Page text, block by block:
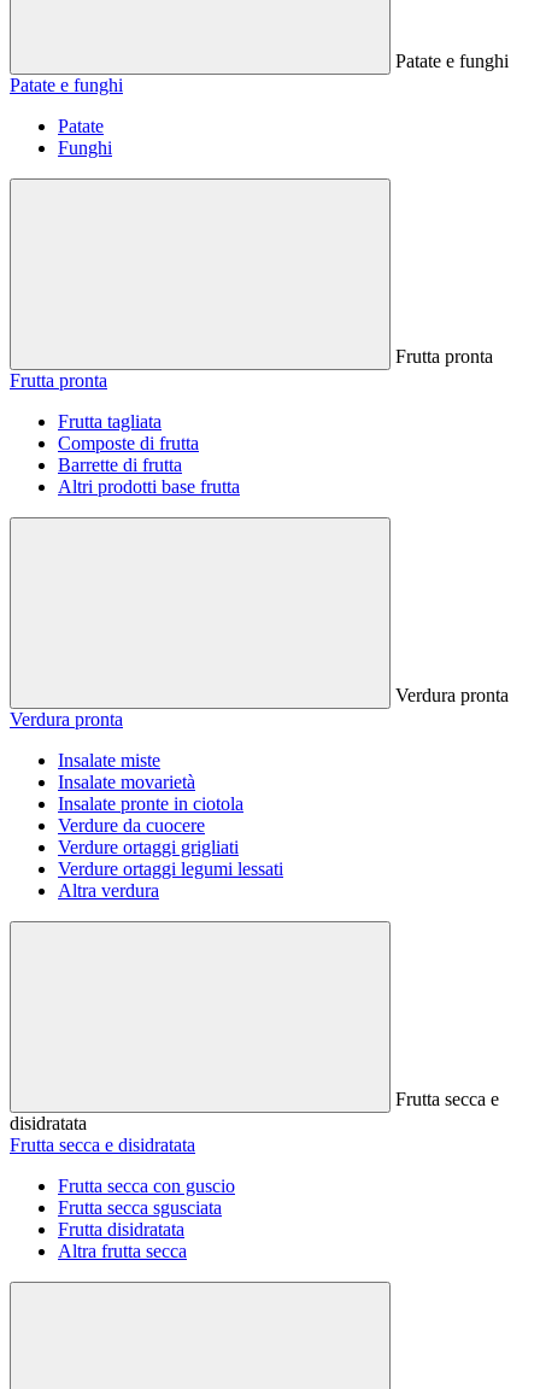
Patate e funghi
Patate e funghi
Patate
Funghi
Frutta pronta
Frutta pronta
Frutta tagliata
Composte di frutta
Barrette di frutta
Altri prodotti base frutta
Verdura pronta
Verdura pronta
Insalate miste
Insalate movarietà
Insalate pronte in ciotola
Verdure da cuocere
Verdure ortaggi grigliati
Verdure ortaggi legumi lessati
Altra verdura
Frutta secca e
disidratata
Frutta secca e disidratata
Frutta secca con guscio
Frutta secca sgusciata
Frutta disidratata
Altra frutta secca